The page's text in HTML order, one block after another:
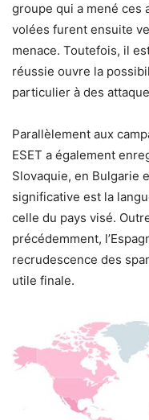
groupe qui a mené ces
volées furent ensuite
menace. Toutefois, il
réussie ouvre la
particulier à des
Parallèlement aux
ESET a également
Slovaquie, en Bulgarie
significative est la
celle du pays visé.
précédemment,
recrudescence des
utile finale.